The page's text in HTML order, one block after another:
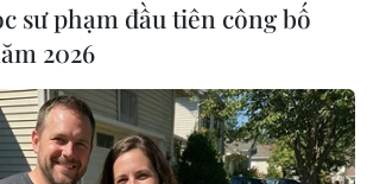
hố sâu
Dự án đường sắt nhẹ Phú
sư phạm đầu tiên công bố
2026